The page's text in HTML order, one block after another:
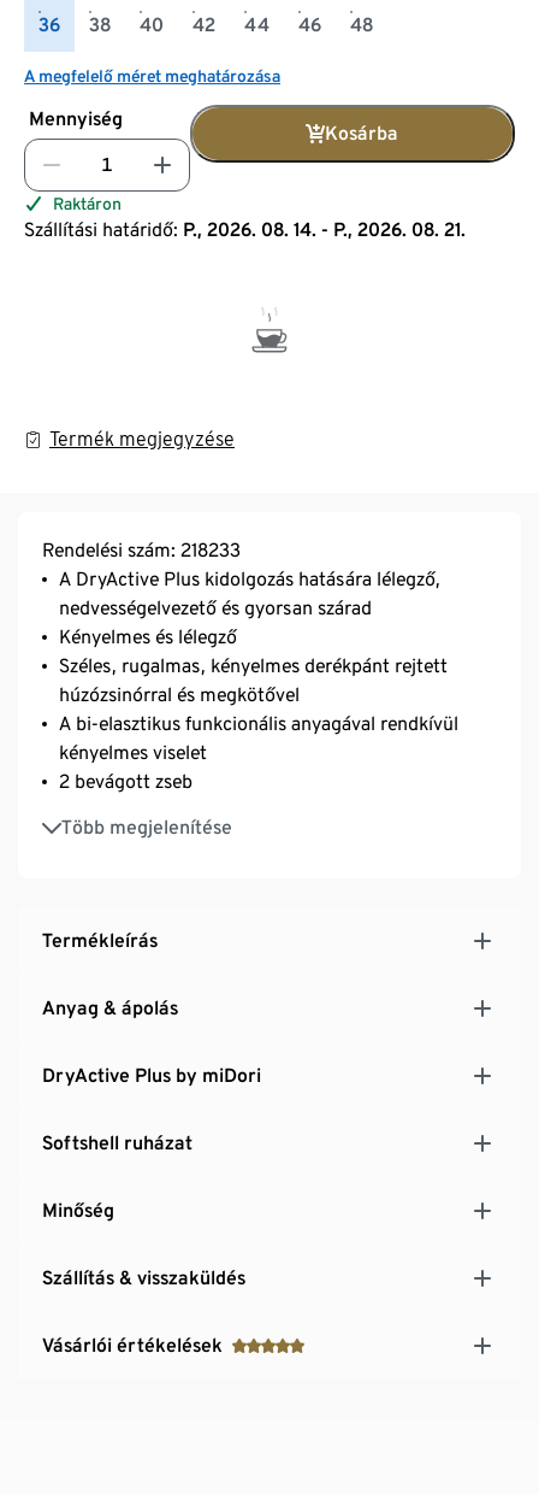
36 38 40 42 44 46 48
A megfelelő méret meghatározása
Mennyiség
Kosárba
Raktáron
Szállítási határidő: P., 2026. 08. 14. - P., 2026. 08. 21.
Termék megjegyzése
Rendelési szám: 218233
A DryActive Plus kidolgozás hatására lélegző,
nedvességelvezető és gyorsan szárad
Kényelmes és lélegző
Széles, rugalmas, kényelmes derékpánt rejtett
húzózsinórral és megkötővel
A bi-elasztikus funkcionális anyagával rendkívül
kényelmes viselet
2 bevágott zseb
Több megjelenítése
Kis hasítékok a nadrágszár alján
Újrahasznosított anyaggal
Termékleírás
Anyag & ápolás
DryActive Plus by miDori
Softshell ruházat
Minőség
Szállítás & visszaküldés
Vásárlói értékelések